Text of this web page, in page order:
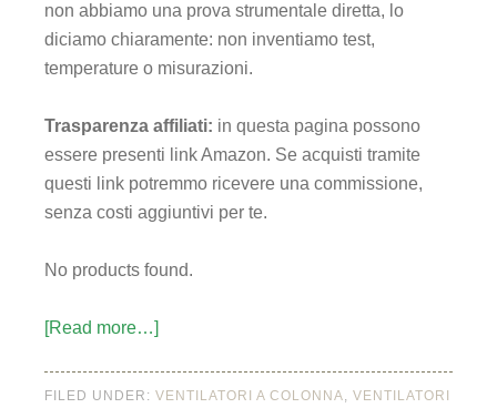
non abbiamo una prova strumentale diretta, lo
diciamo chiaramente: non inventiamo test,
temperature o misurazioni.
Trasparenza affiliati: in questa pagina possono
essere presenti link Amazon. Se acquisti tramite
questi link potremmo ricevere una commissione,
senza costi aggiuntivi per te.
No products found.
[Read more…]
FILED UNDER: VENTILATORI A COLONNA, VENTILATORI